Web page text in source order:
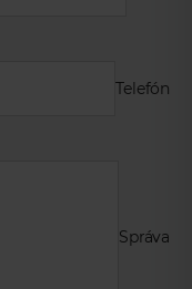
Telefón
Správa